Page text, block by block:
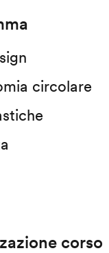
circolare
corso